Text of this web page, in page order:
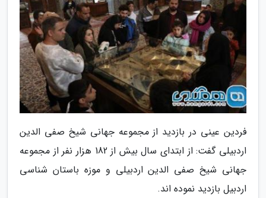
فردین عینی در بازدید از مجموعه جهانی شیخ صفی الدین
اردبیلی گفت: از ابتدای سال بیش از 182 هزار نفر از مجموعه
جهانی شیخ صفی الدین اردبیلی و موزه باستان شناسی
اردبیل بازدید نموده اند.